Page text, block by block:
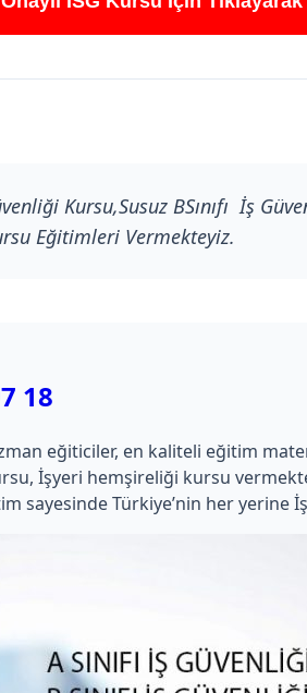
Kursu,Susuz BSınıfı İş
Eğitimleri Vermekteyiz.
18
eğiticiler, en kaliteli eğitim
İşyeri hemşireliği kursu
sayesinde Türkiye’nin her yerine